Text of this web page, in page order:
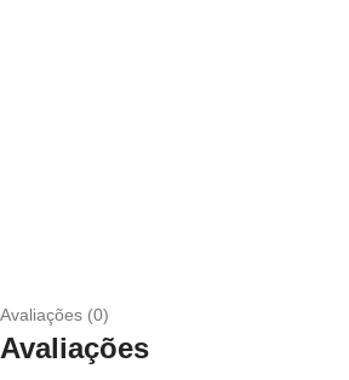
Avaliações (0)
Avaliações